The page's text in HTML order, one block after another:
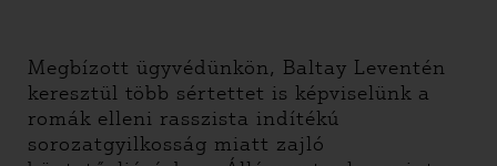
Megbízott ügyvédünkön, Baltay Leventén
keresztül több sértettet is képviselünk a
romák elleni rasszista indítékú
sorozatgyilkosság miatt zajló